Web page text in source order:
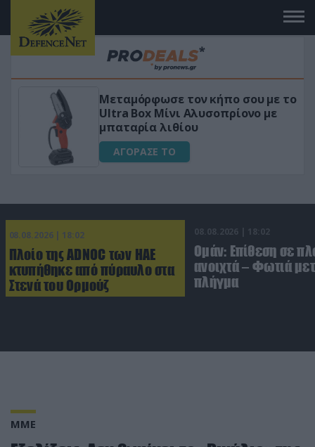
τον κήπο σου με το
Αλυσοπρίονο με
«Μαγική»
για αύξηση της
08.08.2026 | 18:02
Πλοίο της ADNOC των ΗΑΕ
κτυπήθηκε από πύραυλο στα
Στενά του Ορμούζ
08.08.2026 | 18:02
Ομάν: Επίθεση σε
ανοιχτά – Φωτιά
πλήγμα
ΜΜΕ